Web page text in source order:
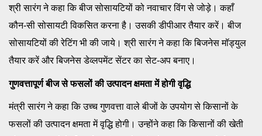
श्री सारंग ने कहा कि बीज सोसायटियों को नवाचार विंग से जोड़े। कहाँ
कौन-सी सोसायटी विकसित करना है। उसकी डीपीआर तैयार करें। बीज
सोसायटियों की रेटिंग भी की जाये। श्री सारंग ने कहा कि बिजनेस मॉड्युल
तैयार करें और बिजनेस डेव्‍लपमेंट सेंटर का सेट-अप बनाए।
गुणवत्तापूर्ण बीज से फसलों की उत्पादन क्षमता में होगी वृद्धि
मंत्री सारंग ने कहा कि उच्च गुणवत्ता वाले बीजों के उपयोग से किसानों के
फसलों की उत्पादन क्षमता में वृद्धि होगी। उन्होंने कहा कि किसानों की खेती